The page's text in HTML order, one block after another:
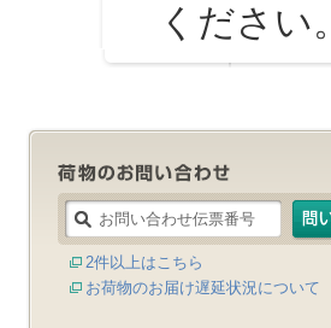
ください。
2件以上はこちら
お荷物のお届け遅延状況について